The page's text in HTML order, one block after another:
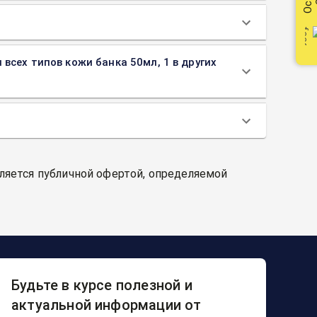
типов кожи банка 50мл, 1 в других
публичной офертой, определяемой
Будьте в курсе полезной и
актуальной информации от